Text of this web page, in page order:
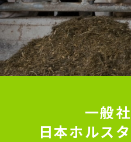
一般
日本ホルス